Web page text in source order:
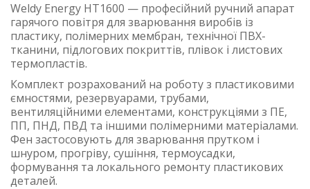
Weldy Energy HT1600 — професійний ручний апарат
гарячого повітря для зварювання виробів із
пластику, полімерних мембран, технічної ПВХ-
тканини, підлогових покриттів, плівок і листових
термопластів.
Комплект розрахований на роботу з пластиковими
ємностями, резервуарами, трубами,
вентиляційними елементами, конструкціями з ПЕ,
ПП, ПНД, ПВД та іншими полімерними матеріалами.
Фен застосовують для зварювання прутком і
шнуром, прогріву, сушіння, термоусадки,
формування та локального ремонту пластикових
деталей.